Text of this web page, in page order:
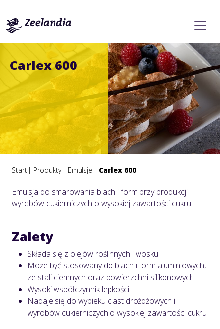
Carlex 600
Start Produkty Emulsje Carlex 600
Emulsja do smarowania blach i form przy produkcji
wyrobów cukierniczych o wysokiej zawartości cukru.
Zalety
Składa się z olejów roślinnych i wosku
Może być stosowany do blach i form aluminiowych,
ze stali ciemnych oraz powierzchni silikonowych
Wysoki współczynnik lepkości
Nadaje się do wypieku ciast drożdżowych i
wyrobów cukierniczych o wysokiej zawartości cukru